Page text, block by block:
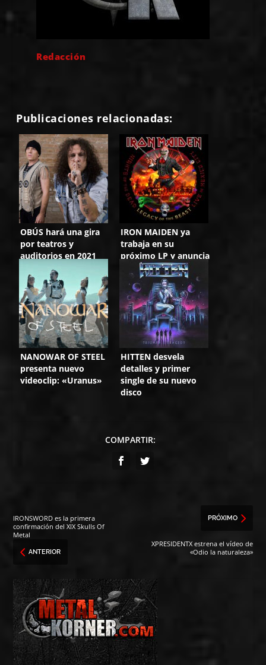
Redacción
Publicaciones relacionadas:
OBÚS hará una gira
por teatros y
auditorios en 2021
IRON MAIDEN ya
trabaja en su
próximo LP y anuncia
un álbum en directo
NANOWAR OF STEEL
presenta nuevo
videoclip: «Uranus»
HITTEN desvela
detalles y primer
single de su nuevo
disco
COMPARTIR:
IRONSWORD es la primera
confirmación del XIX Skulls Of
Metal
ANTERIOR
PRÓXIMO
XPRESIDENTX estrena el vídeo de
«Odio la naturaleza»